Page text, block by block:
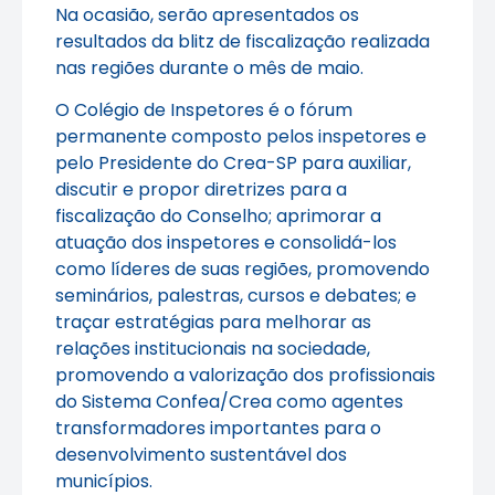
Na ocasião, serão apresentados os
resultados da blitz de fiscalização realizada
nas regiões durante o mês de maio.
O Colégio de Inspetores é o fórum
permanente composto pelos inspetores e
pelo Presidente do Crea-SP para auxiliar,
discutir e propor diretrizes para a
fiscalização do Conselho; aprimorar a
atuação dos inspetores e consolidá-los
como líderes de suas regiões, promovendo
seminários, palestras, cursos e debates; e
traçar estratégias para melhorar as
relações institucionais na sociedade,
promovendo a valorização dos profissionais
do Sistema Confea/Crea como agentes
transformadores importantes para o
desenvolvimento sustentável dos
municípios.